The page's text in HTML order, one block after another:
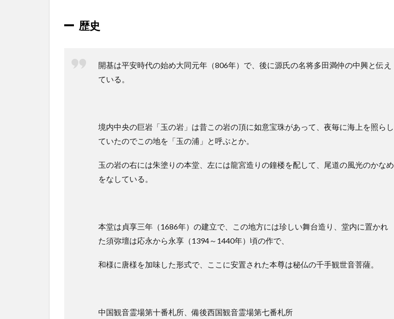
裏門
の御
歴史
開基は平安時代の始め大同元年（806年）で、後に源氏の名将多田満仲の中興と伝え
ている。
境内中央の巨岩「玉の岩」は昔この岩の頂に如意宝珠があって、夜毎に海上を照らし
ていたのでこの地を「玉の浦」と呼ぶとか。
玉の岩の右には朱塗りの本堂、左には龍宮造りの鐘楼を配して、尾道の風光のかなめ
をなしている。
本堂は貞享三年（1686年）の建立で、この地方には珍しい舞台造り、堂内に置かれ
た須弥壇は応永から永享（1394～1440年）頃の作で、
和様に唐様を加味した形式で、ここに安置された本尊は秘仏の千手観世音菩薩。
中国観音霊場第十番札所、備後西国観音霊場第七番札所